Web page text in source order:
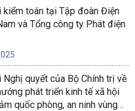
kiểm toán tại Tập đoàn Điện
và Tổng công ty Phát điện
Nghị quyết của Bộ Chính trị về
phát triển kinh tế xã hội
quốc phòng, an ninh vùng